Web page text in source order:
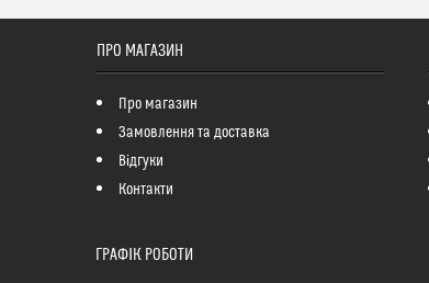
ПРО МАГАЗИН
Про магазин
Замовлення та доставка
Відгуки
Контакти
ГРАФІК РОБОТИ